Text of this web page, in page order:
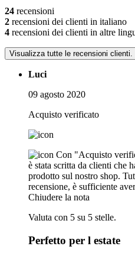
24 recensioni
2 recensioni dei clienti in italiano
4 recensioni dei clienti in altre
Visualizza tutte le recensioni clienti.
Luci
09 agosto 2020
Acquisto verificato
Con "Acquisto
è stata scritta da clienti che
prodotto sul nostro shop.
recensione, è sufficiente
Chiudere la nota
Valuta con 5 su 5 stelle.
Perfetto per l estate